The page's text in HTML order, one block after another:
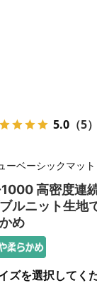
5.0 （5）
ーベーシックマット
高密度連
ルニット生地
め
ズを選択してく